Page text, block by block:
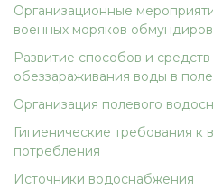
Организационные
военных моряков
Развитие способов и средств
обеззараживания воды в
Организация полевого
Гигиенические требования
потребления
Источники водоснабжения